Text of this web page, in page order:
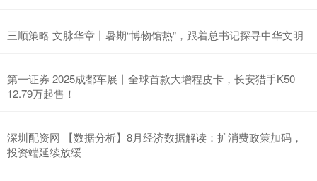
三顺策略 文脉华章丨暑期“博物馆热”，跟着总书记探寻中华文明
第一证券 2025成都车展丨全球首款大增程皮卡，长安猎手K50
12.79万起售！
深圳配资网 【数据分析】8月经济数据解读：扩消费政策加码，
投资端延续放缓